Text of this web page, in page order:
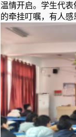
温情开启。学生代
的牵挂叮嘱，有人